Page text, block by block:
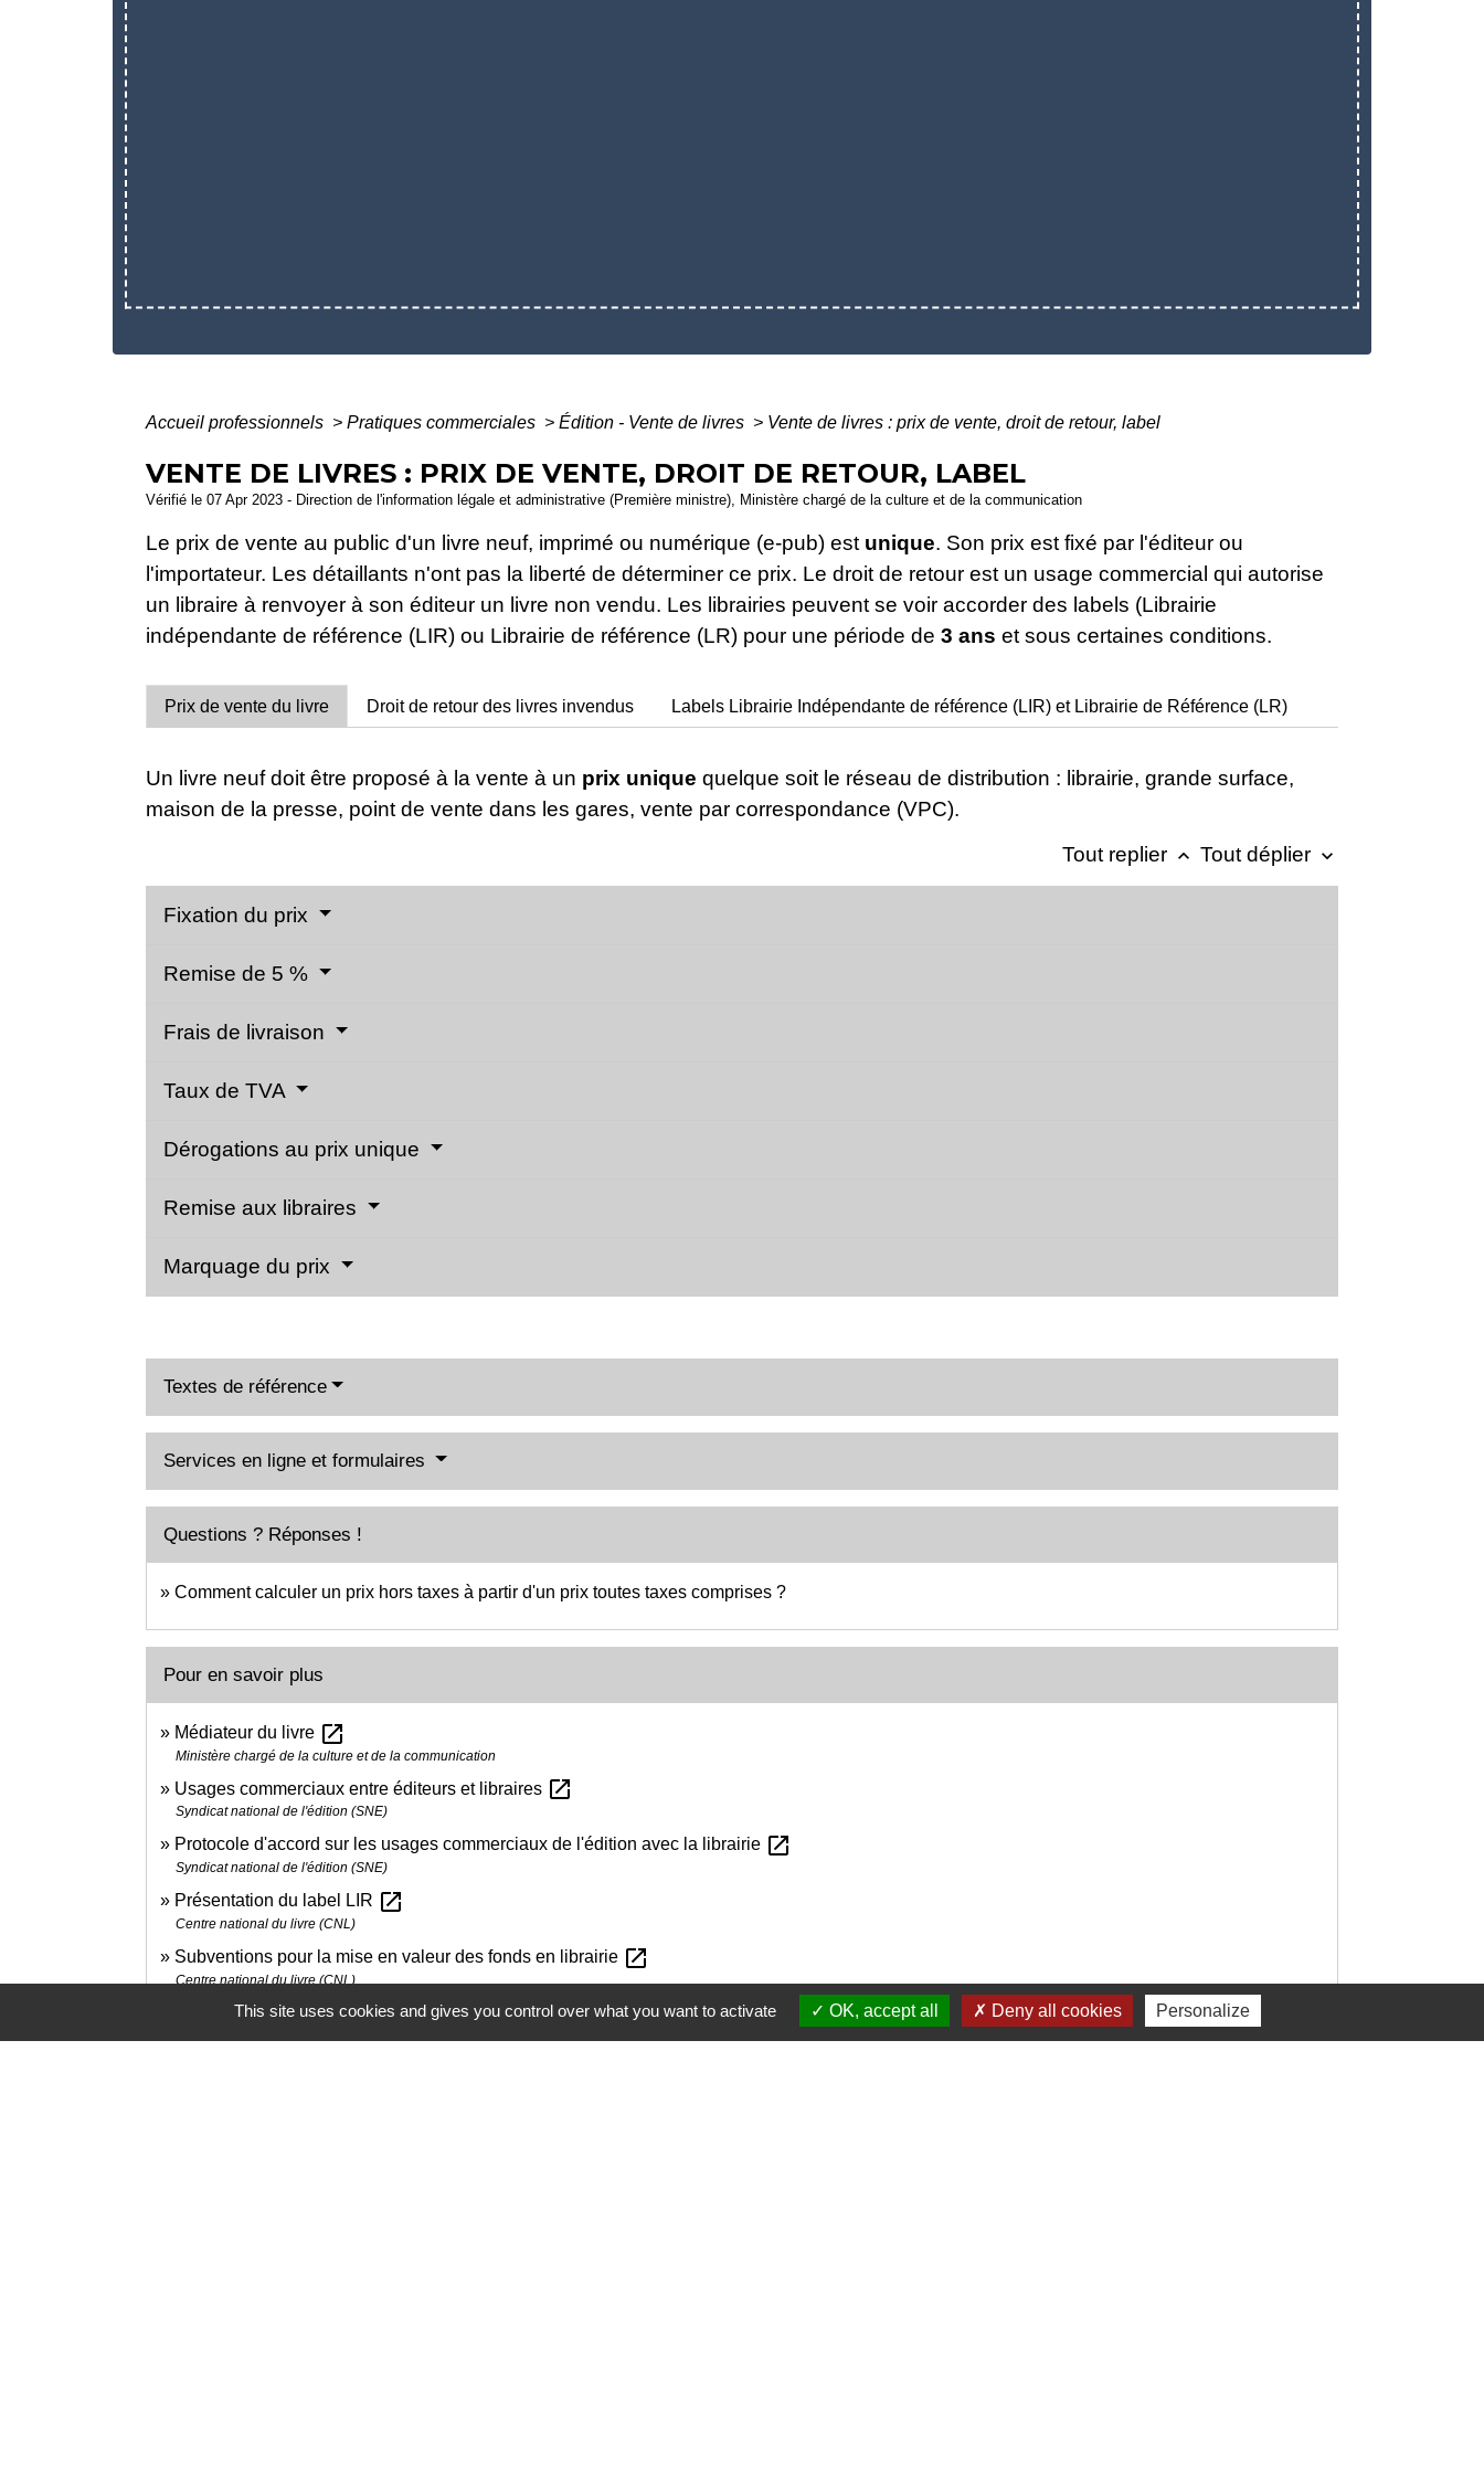
Accueil professionnels > Pratiques commerciales > Édition - Vente de livres > Vente de livres : prix de vente, droit de retour, label
VENTE DE LIVRES : PRIX DE VENTE, DROIT DE RETOUR, LABEL
Vérifié le 07 Apr 2023 - Direction de l'information légale et administrative (Première ministre), Ministère chargé de la culture et de la communication
Le prix de vente au public d'un livre neuf, imprimé ou numérique (e-pub) est unique. Son prix est fixé par l'éditeur ou
l'importateur. Les détaillants n'ont pas la liberté de déterminer ce prix. Le droit de retour est un usage commercial qui autorise
un libraire à renvoyer à son éditeur un livre non vendu. Les librairies peuvent se voir accorder des labels (Librairie
indépendante de référence (LIR) ou Librairie de référence (LR) pour une période de 3 ans et sous certaines conditions.
Prix de vente du livre Droit de retour des livres invendus Labels Librairie Indépendante de référence (LIR) et Librairie de Référence (LR)
Un livre neuf doit être proposé à la vente à un prix unique quelque soit le réseau de distribution : librairie, grande surface,
maison de la presse, point de vente dans les gares, vente par correspondance (VPC).
Tout replier keyboard_arrow_up Tout déplier keyboard_arrow_down
Fixation du prix
Remise de 5 %
Frais de livraison
Taux de TVA
Dérogations au prix unique
Remise aux libraires
Marquage du prix
Textes de référence
Services en ligne et formulaires
Questions ? Réponses !
Comment calculer un prix hors taxes à partir d'un prix toutes taxes comprises ?
Pour en savoir plus
Médiateur du livre open_in_new
Ministère chargé de la culture et de la communication
Usages commerciaux entre éditeurs et libraires open_in_new
Syndicat national de l'édition (SNE)
Protocole d'accord sur les usages commerciaux de l'édition avec la librairie open_in_new
Syndicat national de l'édition (SNE)
Présentation du label LIR open_in_new
Centre national du livre (CNL)
Subventions pour la mise en valeur des fonds en librairie open_in_new
Centre national du livre (CNL)
Signaler une erreur sur cette page
This site uses cookies and gives you control over what you want to activate OK, accept all Deny all cookies Personalize